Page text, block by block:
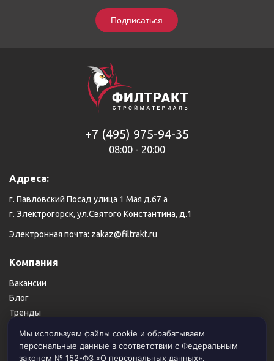
Подписаться
+7 (495) 975-94-35
08:00 - 20:00
Адреса:
г. Павловский Посад улица 1 Мая д.67 а
г. Электрогорск, ул.Святого Константина, д.1
Электронная почта: zakaz@filtrakt.ru
Компания
Вакансии
Блог
Тренды
Карта сайта
Пользовательское соглашение
Мы используем файлы cookie и обрабатываем
персональные данные в соответствии с Федеральным
законом № 152-ФЗ «О персональных данных».